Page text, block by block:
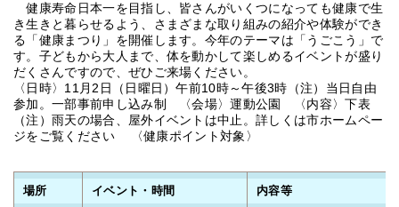
健康寿命日本一を目指し、皆さんがいくつになっても健康で生
き生きと暮らせるよう、さまざまな取り組みの紹介や体験ができ
る「健康まつり」を開催します。今年のテーマは「うごこう」で
す。子どもから大人まで、体を動かして楽しめるイベントが盛り
だくさんですので、ぜひご来場ください。
〈日時〉11月2日（日曜日）午前10時～午後3時（注）当日自由
参加。一部事前申し込み制 〈会場〉運動公園 〈内容〉下表
（注）雨天の場合、屋外イベントは中止。詳しくは市ホームペー
ジをご覧ください 〈健康ポイント対象〉
場所 イベント・時間 内容等